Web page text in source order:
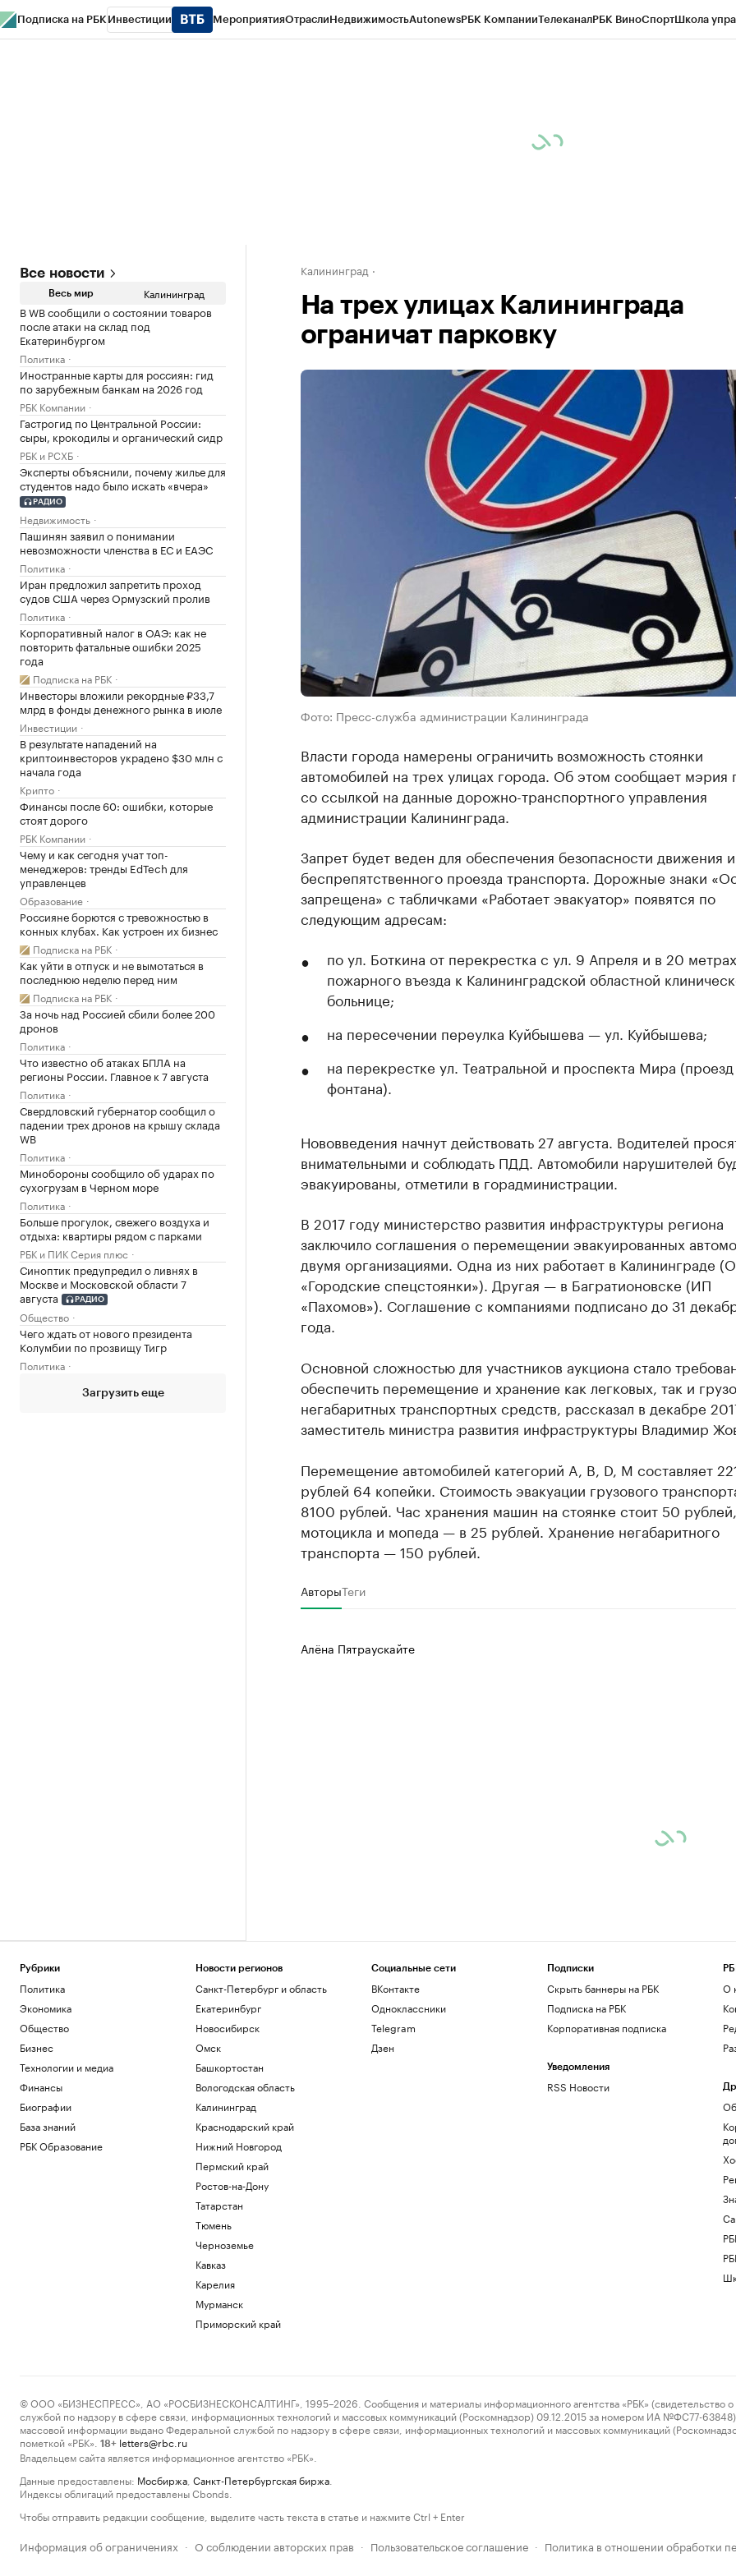
Подписка на РБК Инвестиции МероприятияОтраслиНедвижимостьAutonewsРБК КомпанииТелеканалРБК ВиноСпортШкола
Все новости
Весь мир Калининград
В WB сообщили о состоянии товаров
после атаки на склад под
Екатеринбургом
Политика
Иностранные карты для россиян: гид
по зарубежным банкам на 2026 год
РБК Компании
Гастрогид по Центральной России:
сыры, крокодилы и органический сидр
РБК и РСХБ
Эксперты объяснили, почему жилье для
студентов надо было искать «вчера»
РАДИО
Недвижимость
Пашинян заявил о понимании
невозможности членства в ЕС и ЕАЭС
Политика
Иран предложил запретить проход
судов США через Ормузский пролив
Политика
Корпоративный налог в ОАЭ: как не
повторить фатальные ошибки 2025
года
Подписка на РБК
Инвесторы вложили рекордные ₽33,7
млрд в фонды денежного рынка в июле
Инвестиции
В результате нападений на
криптоинвесторов украдено $30 млн с
начала года
Крипто
Финансы после 60: ошибки, которые
стоят дорого
РБК Компании
Чему и как сегодня учат топ-
менеджеров: тренды EdTech для
управленцев
Образование
Россияне борются с тревожностью в
конных клубах. Как устроен их бизнес
Подписка на РБК
Как уйти в отпуск и не вымотаться в
последнюю неделю перед ним
Подписка на РБК
За ночь над Россией сбили более 200
дронов
Политика
Что известно об атаках БПЛА на
регионы России. Главное к 7 августа
Политика
Свердловский губернатор сообщил о
падении трех дронов на крышу склада
WB
Политика
Минобороны сообщило об ударах по
сухогрузам в Черном море
Политика
Больше прогулок, свежего воздуха и
отдыха: квартиры рядом с парками
РБК и ПИК Серия плюс
Синоптик предупредил о ливнях в
Москве и Московской области 7
августа
РАДИО
Общество
Чего ждать от нового президента
Колумбии по прозвищу Тигр
Политика
Загрузить еще
Калининград
На трех улицах Калининграда
ограничат парковку
Фото: Пресс-служба администрации Калининграда
Власти города намерены ограничить возможность стоянки
автомобилей на трех улицах города. Об этом сообщает мэрия
со ссылкой на данные дорожно-транспортного управления
администрации Калининграда.
Запрет будет веден для обеспечения безопасности движения и
беспрепятственного проезда транспорта. ​Дорожные знаки
запрещена» с табличками «Работает эвакуатор» появятся по
следующим адресам:
по ул. Боткина от перекрестка с ул. 9 Апреля и в 20
пожарного въезда к Калининградской областной
больнице;
на пересечении переулка Куйбышева — ул. Куйбышева;
на перекрестке ул. Театральной и проспекта Мира (проезд
фонтана).
Нововведения начнут действовать 27 августа. Водителей
внимательными и соблюдать ПДД. Автомобили нарушителей
эвакуированы, отметили в горадминистрации.
В 2017 году министерство развития инфраструктуры региона
заключило соглашения о перемещении эвакуированных
двумя организациями. Одна из них работает в Калининграде
«Городские спецстоянки»). Другая — в Багратионовске (ИП
«Пахомов»). Соглашение с компаниями подписано до 31
года.
Основной сложностью для участников аукциона стало
обеспечить перемещение и хранение как легковых, так и
негабаритных транспортных средств, рассказал в декабре
заместитель министра развития инфраструктуры Владимир
Перемещение автомобилей категорий A, B, D, M составляет
рублей 64 копейки. Стоимость эвакуации грузового
8100 рублей. Час хранения машин на стоянке стоит 50 рублей,
мотоцикла и мопеда — в 25 рублей. Хранение негабаритного
транспорта — 150 рублей.
АвторыТеги
Алёна Пятраускайте
Рубрики
Политика
Экономика
Общество
Бизнес
Технологии и медиа
Финансы
Биографии
База знаний
РБК Образование
Новости регионов
Санкт-Петербург и область
Екатеринбург
Новосибирск
Омск
Башкортостан
Вологодская область
Калининград
Краснодарский край
Нижний Новгород
Пермский край
Ростов-на-Дону
Татарстан
Тюмень
Черноземье
Кавказ
Карелия
Мурманск
Приморский край
Социальные сети
ВКонтакте
Одноклассники
Telegram
Дзен
Подписки
Скрыть баннеры на РБК
Подписка на РБК
Корпоративная подписка
Уведомления
RSS Новости
О
© ООО «БИЗНЕСПРЕСС», АО «РОСБИЗНЕСКОНСАЛТИНГ», 1995–2026. Сообщения и материалы информационного агентства «РБК» (свидетельство о
службой по надзору в сфере связи, информационных технологий и массовых коммуникаций (Роскомнадзор) 09.12.2015 за номером ИА №ФС77-63848)
массовой информации выдано Федеральной службой по надзору в сфере связи, информационных технологий и массовых коммуникаций
пометкой «РБК».
18+ letters@rbc.ru
Владельцем сайта является информационное агентство «РБК».
Данные предоставлены: Мосбиржа Санкт-Петербургская биржа
Индексы облигаций предоставлены Cbonds.
Чтобы отправить редакции сообщение, выделите часть текста в статье и нажмите Ctrl + Enter
Информация об ограничениях · О соблюдении авторских прав · Пользовательское соглашение · Политика в отношении обработки